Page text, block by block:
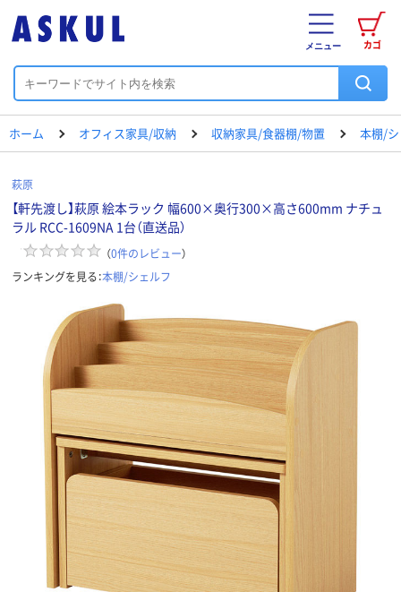
カゴ
メニュー
ホーム オフィス家具/収納 収納家具/食器棚/物置 本棚/
萩原
【軒先渡し】萩原 絵本ラック 幅600×奥行300×高さ600mm ナチュ
ラル RCC-1609NA 1台（直送品）
（0件のレビュー）
ランキングを見る：本棚/シェルフ